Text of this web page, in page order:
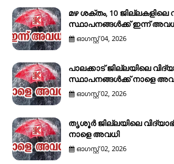
മഴ ശക്തം, 10
സ്ഥാപനങ്ങൾക്ക് ഇന്ന്
ഓഗസ്റ്റ് 04, 2026
പാലക്കാട് ജില്ലയിലെ
സ്ഥാപനങ്ങൾക്ക് നാളെ
ഓഗസ്റ്റ് 02, 2026
തൃശൂർ ജില്ലയിലെ
നാളെ അവധി
ഓഗസ്റ്റ് 02, 2026